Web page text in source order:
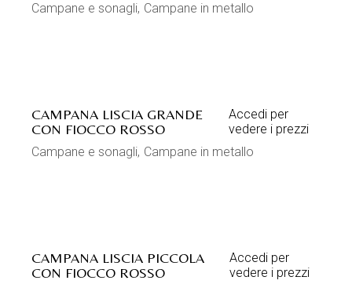
Campane e sonagli Campane in metallo
CAMPANA LISCIA GRANDE
CON FIOCCO ROSSO
Accedi per
vedere i prezzi
Campane e sonagli Campane in metallo
CAMPANA LISCIA PICCOLA
CON FIOCCO ROSSO
Accedi per
vedere i prezzi